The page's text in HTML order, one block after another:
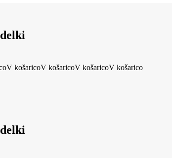
V košaricoV košaricoV košaricoV košarico